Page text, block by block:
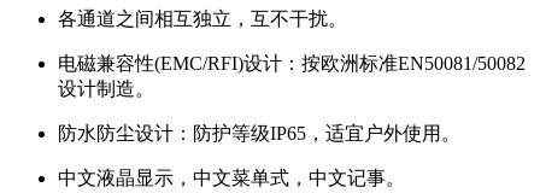
各通道之间相互独立，互不干扰。
电磁兼容性(EMC/RFI)设计：按欧洲标准EN50081/50082
设计制造。
防水防尘设计：防护等级IP65，适宜户外使用。
中文液晶显示，中文菜单式，中文记事。